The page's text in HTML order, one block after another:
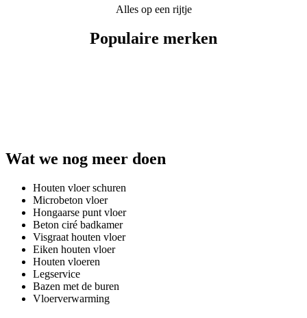
Alles op een rijtje
Populaire merken
Wat we nog meer doen
Houten vloer schuren
Microbeton vloer
Hongaarse punt vloer
Beton ciré badkamer
Visgraat houten vloer
Eiken houten vloer
Houten vloeren
Legservice
Bazen met de buren
Vloerverwarming